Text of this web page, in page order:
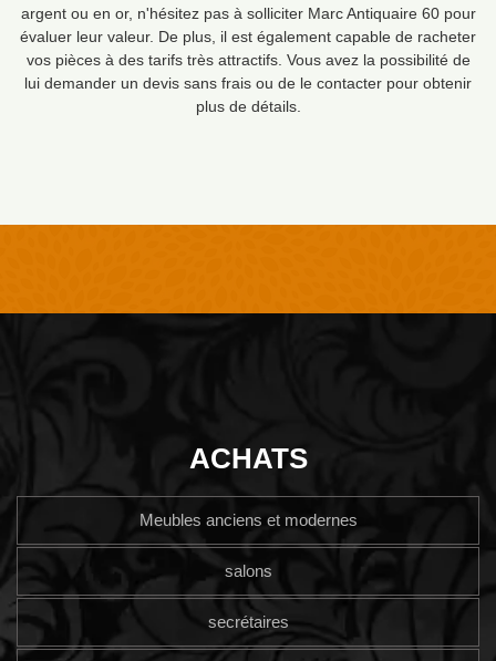
argent ou en or, n'hésitez pas à solliciter Marc Antiquaire 60 pour
évaluer leur valeur. De plus, il est également capable de racheter
vos pièces à des tarifs très attractifs. Vous avez la possibilité de
lui demander un devis sans frais ou de le contacter pour obtenir
plus de détails.
ACHATS
Meubles anciens et modernes
salons
secrétaires